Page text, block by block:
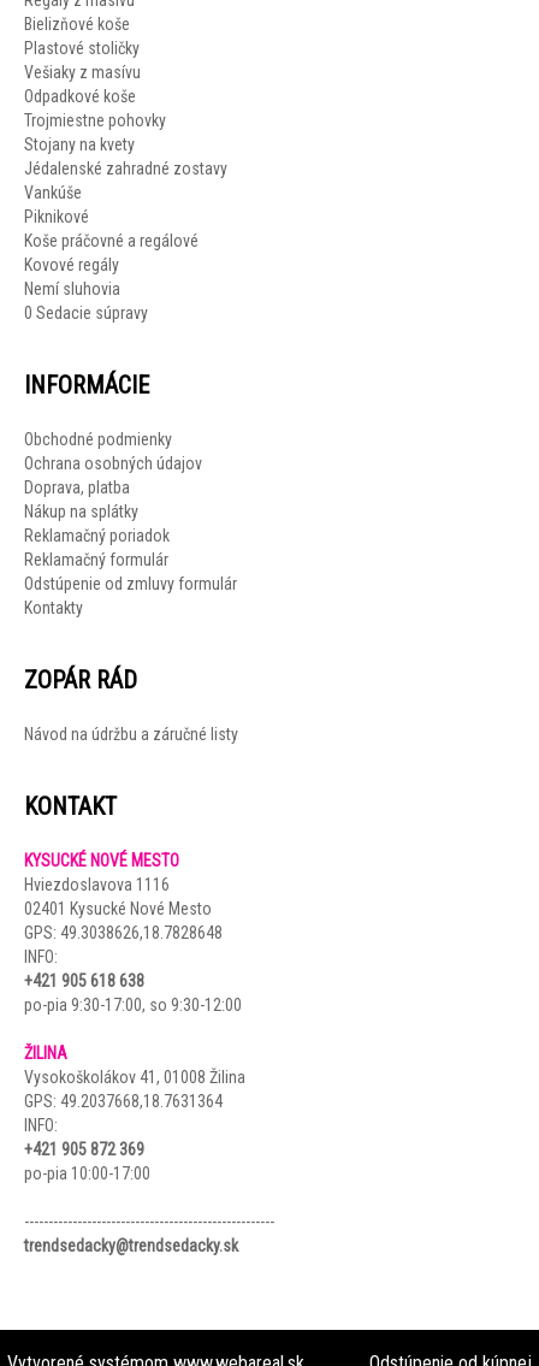
Bielizňové koše
Plastové stoličky
Vešiaky z masívu
Odpadkové koše
Trojmiestne pohovky
Stojany na kvety
Jédalenské zahradné zostavy
Vankúše
Piknikové
Koše práčovné a regálové
Kovové regály
Nemí sluhovia
0 Sedacie súpravy
INFORMÁCIE
Obchodné podmienky
Ochrana osobných údajov
Doprava, platba
Nákup na splátky
Reklamačný poriadok
Reklamačný formulár
Odstúpenie od zmluvy formulár
Kontakty
ZOPÁR RÁD
Návod na údržbu a záručné listy
KONTAKT
KYSUCKÉ NOVÉ MESTO
Hviezdoslavova 1116
02401 Kysucké Nové Mesto
GPS: 49.3038626,18.7828648
INFO:
+421 905 618 638
po-pia 9:30-17:00, so 9:30-12:00
ŽILINA
Vysokoškolákov 41, 01008 Žilina
GPS: 49.2037668,18.7631364
INFO:
+421 905 872 369
po-pia 10:00-17:00
----------------------------------------------------
trendsedacky@trendsedacky.sk